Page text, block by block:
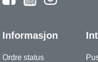
Informasjon
Ordre status